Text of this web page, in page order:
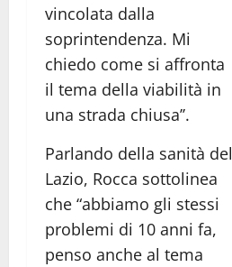
vincolata dalla
soprintendenza. Mi
chiedo come si affronta
il tema della viabilità in
una strada chiusa’’.
Parlando della sanità del
Lazio, Rocca sottolinea
che “abbiamo gli stessi
problemi di 10 anni fa,
penso anche al tema